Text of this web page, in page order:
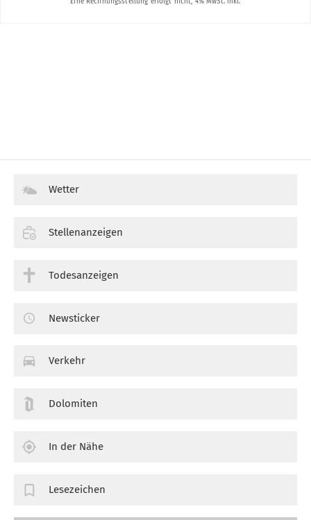
Wetter
Stellenanzeigen
Todesanzeigen
Newsticker
Verkehr
Dolomiten
In der Nähe
Lesezeichen